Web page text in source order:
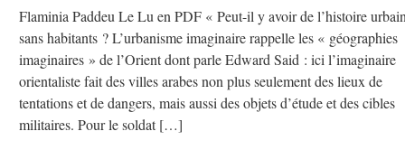
Flaminia Paddeu Le Lu en PDF « Peut-il y avoir de l’histoire
sans habitants ? L’urbanisme imaginaire rappelle les « géographies
imaginaires » de l’Orient dont parle Edward Said : ici l’imaginaire
orientaliste fait des villes arabes non plus seulement des lieux de
tentations et de dangers, mais aussi des objets d’étude et des cibles
militaires. Pour le soldat […]